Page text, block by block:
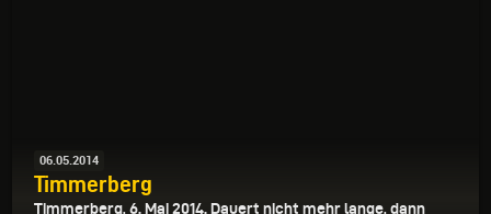
06.05.2014
Timmerberg
Timmerberg, 6. Mai 2014. Dauert nicht mehr lange, dann